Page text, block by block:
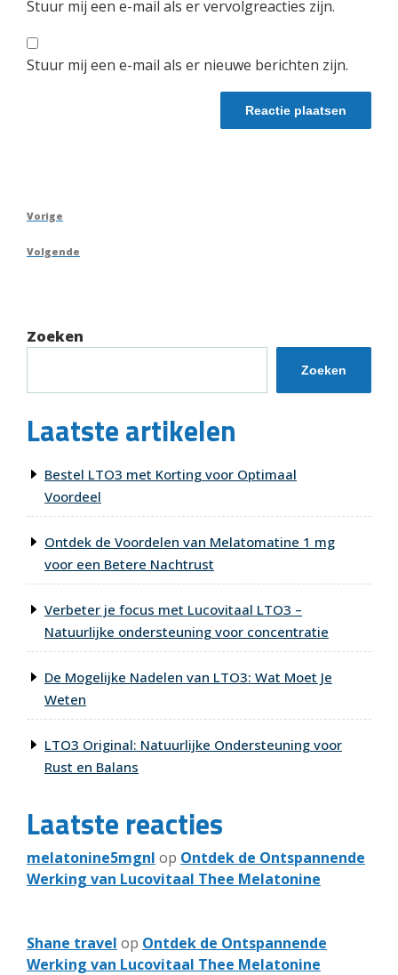
Stuur mij een e-mail als er vervolgreacties zijn.
Stuur mij een e-mail als er nieuwe berichten zijn.
Berichtnavigatie
Vorig
Vorige
Volgend
Volgende
Zoeken
Zoeken
Laatste artikelen
Bestel LTO3 met Korting voor Optimaal
Voordeel
Ontdek de Voordelen van Melatomatine 1 mg
voor een Betere Nachtrust
Verbeter je focus met Lucovitaal LTO3 –
Natuurlijke ondersteuning voor concentratie
De Mogelijke Nadelen van LTO3: Wat Moet Je
Weten
LTO3 Original: Natuurlijke Ondersteuning voor
Rust en Balans
Laatste reacties
melatonine5mgnl op Ontdek de Ontspannende
Werking van Lucovitaal Thee Melatonine
Shane travel op Ontdek de Ontspannende
Werking van Lucovitaal Thee Melatonine